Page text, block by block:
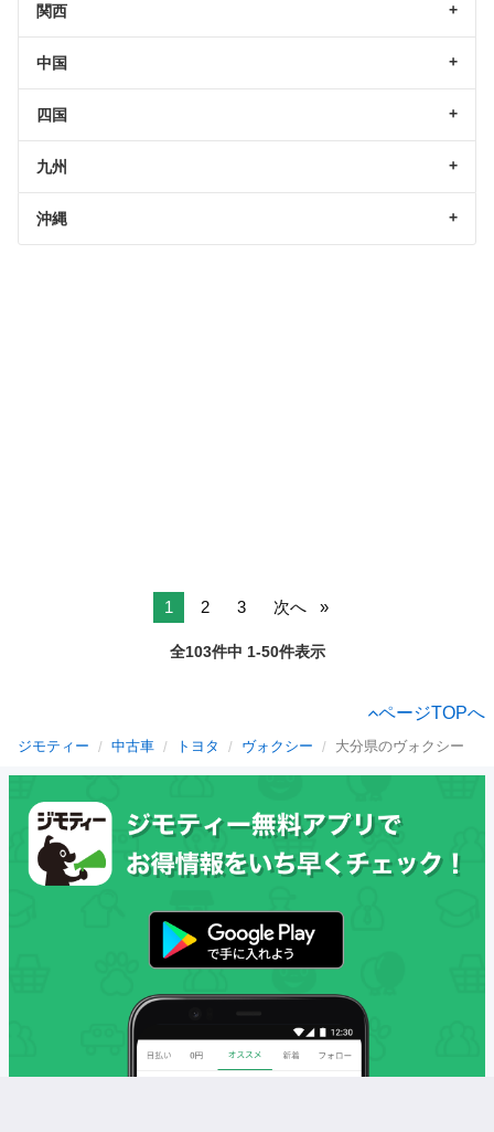
関西
中国
四国
九州
沖縄
1 2 3 次へ
全103件中 1-50件表示
ページTOPへ
ジモティー 中古車 トヨタ ヴォクシー 大分県のヴォクシー